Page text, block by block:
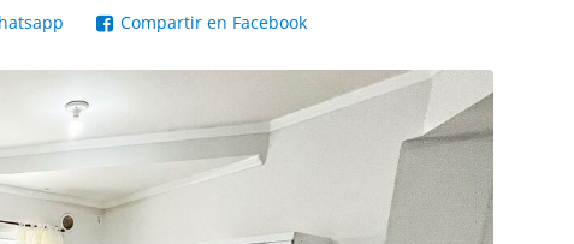
Compartir en Facebook